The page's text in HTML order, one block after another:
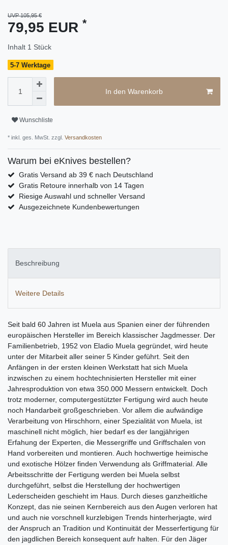
UVP 105,95 €
79,95 EUR *
Inhalt 1 Stück
5-7 Werktage
In den Warenkorb
Wunschliste
* inkl. ges. MwSt. zzgl. Versandkosten
Warum bei eKnives bestellen?
Gratis Versand ab 39 € nach Deutschland
Gratis Retoure innerhalb von 14 Tagen
Riesige Auswahl und schneller Versand
Ausgezeichnete Kundenbewertungen
Beschreibung
Weitere Details
Seit bald 60 Jahren ist Muela aus Spanien einer der führenden
europäischen Hersteller im Bereich klassischer Jagdmesser. Der
Familienbetrieb, 1952 von Eladio Muela gegründet, wird heute
unter der Mitarbeit aller seiner 5 Kinder geführt. Seit den
Anfängen in der ersten kleinen Werkstatt hat sich Muela
inzwischen zu einem hochtechnisierten Hersteller mit einer
Jahresproduktion von etwa 350.000 Messern entwickelt. Doch
trotz moderner, computergestützter Fertigung wird auch heute
noch Handarbeit großgeschrieben. Vor allem die aufwändige
Verarbeitung von Hirschhorn, einer Spezialität von Muela, ist
maschinell nicht möglich, hier bedarf es der langjährigen
Erfahung der Experten, die Messergriffe und Griffschalen von
Hand vorbereiten und montieren. Auch hochwertige heimische
und exotische Hölzer finden Verwendung als Griffmaterial. Alle
Arbeitsschritte der Fertigung werden bei Muela selbst
durchgeführt, selbst die Herstellung der hochwertigen
Lederscheiden geschieht im Haus. Durch dieses ganzheitliche
Konzept, das nie seinen Kernbereich aus den Augen verloren hat
und auch nie vorschnell kurzlebigen Trends hinterherjagte, wird
der Anspruch an Tradition und Kontinuität der Messerfertigung für
den jagdlichen Bereich konsequent aufr halten. Für den Jäger